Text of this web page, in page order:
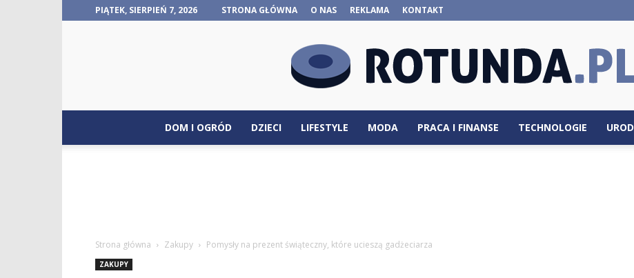
PIĄTEK, SIERPIEŃ 7, 2026 STRONA GŁÓWNA O NAS REKLAMA KONTAKT
Rotunda.pl
DOM I OGRÓD DZIECI LIFESTYLE MODA PRACA I FINANSE TECHNOLOGIE
Strona główna Zakupy Pomysły na prezent świąteczny, które ucieszą gadżeciarza
ZAKUPY